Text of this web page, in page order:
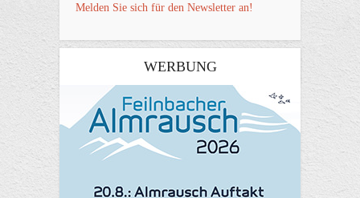
Melden Sie sich für den Newsletter an!
WERBUNG